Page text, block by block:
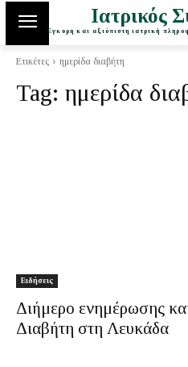
Ιατρικός
Έγκυρη και αξιόπιστη ιατρική
Ετικέτες ημερίδα διαβήτη
Tag: ημερίδα
Ειδήσεις
Διήμερο ενημέρωσης
Διαβήτη στη Λευκάδα